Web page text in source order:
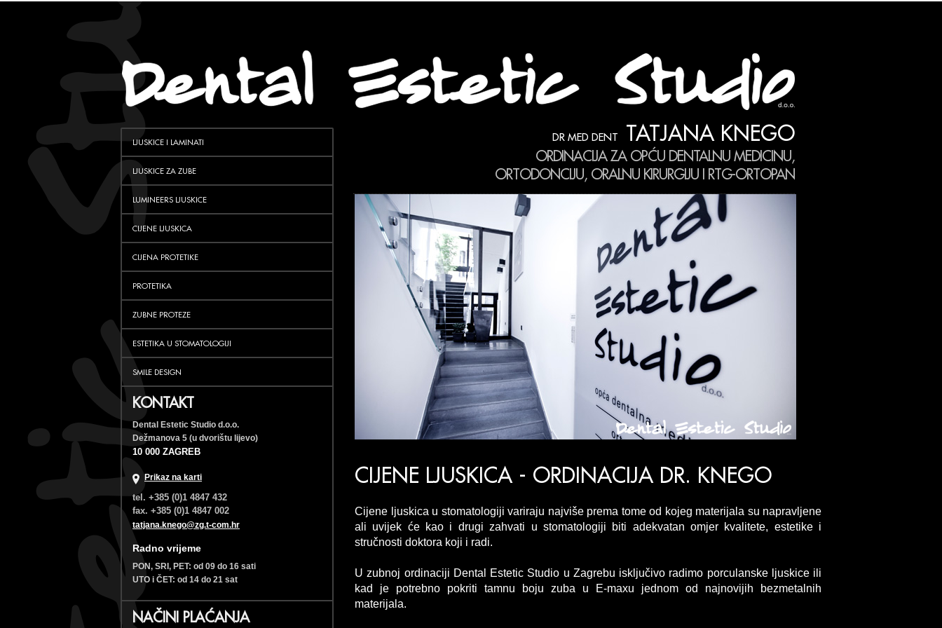
DR MED DENT TATJANA KNEGO
ORDINACIJA ZA OPĆU DENTALNU MEDICINU,
ORTODONCIJU, ORALNU KIRURGIJU I RTG-ORTOPAN
LJUSKICE I LAMINATI
LJUSKICE ZA ZUBE
LUMINEERS LJUSKICE
CIJENE LJUSKICA
CIJENA PROTETIKE
PROTETIKA
ZUBNE PROTEZE
ESTETIKA U STOMATOLOGIJI
SMILE DESIGN
KONTAKT
Dental Estetic Studio d.o.o.
Dežmanova 5 (u dvorištu lijevo)
10 000 ZAGREB
Prikaz na karti
tel. +385 (0)1 4847 432
fax. +385 (0)1 4847 002
tatjana.knego@zg.t-com.hr
Radno vrijeme
PON, SRI, PET: od 09 do 16 sati
UTO i ČET: od 14 do 21 sat
NAČINI PLAĆANJA
CIJENE LJUSKICA - ORDINACIJA DR. KNEGO
Cijene ljuskica u stomatologiji variraju najviše prema tome od kojeg materijala su napravljene
ali uvijek će kao i drugi zahvati u stomatologiji biti adekvatan omjer kvalitete, estetike i
stručnosti doktora koji i radi.
U zubnoj ordinaciji Dental Estetic Studio u Zagrebu isključivo radimo porculanske ljuskice ili
kad je potrebno pokriti tamnu boju zuba u E-maxu jednom od najnovijih bezmetalnih
materijala.